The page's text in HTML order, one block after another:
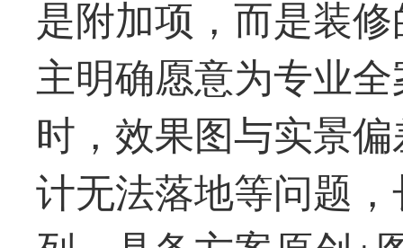
是附加项，而是装
主明确愿意为专业
时，效果图与实景
计无法落地等问题